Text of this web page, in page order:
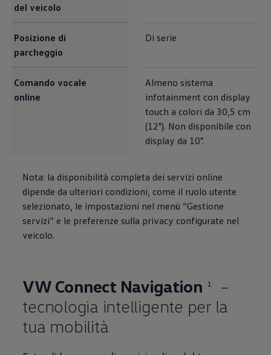
del veicolo
Posizione di
parcheggio
Di serie
Comando vocale
online
Almeno sistema
infotainment con display
touch a colori da 30,5 cm
(12"). Non disponibile con
display da 10".
Nota: la disponibilità completa dei servizi online
dipende da ulteriori condizioni, come il ruolo utente
selezionato, le impostazioni nel menù “Gestione
servizi” e le preferenze sulla privacy configurate nel
veicolo.
VW Connect Navigation 1
–
tecnologia intelligente per la
tua mobilità